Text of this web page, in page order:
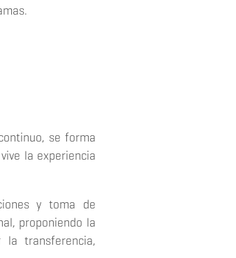
se forma
la experiencia
y toma de
proponiendo la
la transferencia,